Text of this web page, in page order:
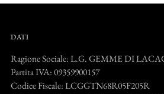
DATI
Ragione Sociale: L.G. GEMME DI
Partita IVA: 09359900157
Codice Fiscale: LCGGTN68R05F205R